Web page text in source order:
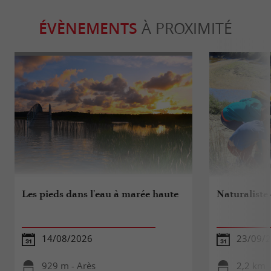
ÉVÈNEMENTS À PROXIMITÉ
Les pieds dans l'eau à marée haute
14/08/2026
929 m - Arès
Naturaliste
23/09/
2,2 km